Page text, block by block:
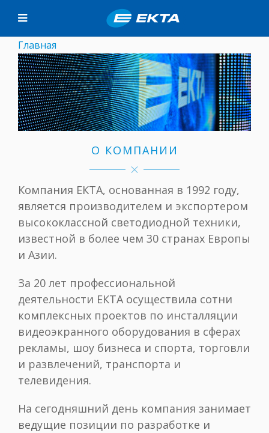
Главная
О КОМПАНИИ
Компания ЕКТА, основанная в 1992 году,
является производителем и экспортером
высококлассной светодиодной техники,
известной в более чем 30 странах Европы
и Азии.
За 20 лет профессиональной
деятельности ЕКТА осуществила сотни
комплексных проектов по инсталляции
видеоэкранного оборудования в сферах
рекламы, шоу бизнеса и спорта, торговли
и развлечений, транспорта и
телевидения.
На сегодняшний день компания занимает
ведущие позиции по разработке и